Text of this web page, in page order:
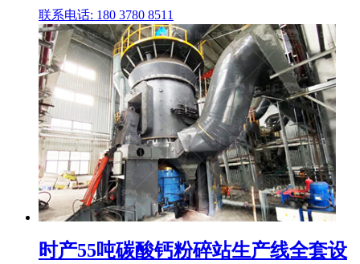
联系电话: 180 3780 8511
时产55吨碳酸钙粉碎站生产线全套设